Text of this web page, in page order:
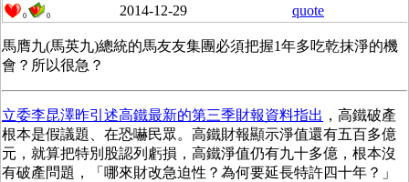
0 0 2014-12-29 quote
馬膺九(馬英九)總統的馬友友集團必須把握1年多吃乾抹淨的機
會？所以很急？
立委李昆澤昨引述高鐵最新的第三季財報資料指出 ，高鐵破產
根本是假議題、在恐嚇民眾。高鐵財報顯示淨值還有五百多億
元，就算把特別股認列虧損，高鐵淨值仍有九十多億，根本沒
有破產問題，「哪來財改急迫性？為何要延長特許四十年？」